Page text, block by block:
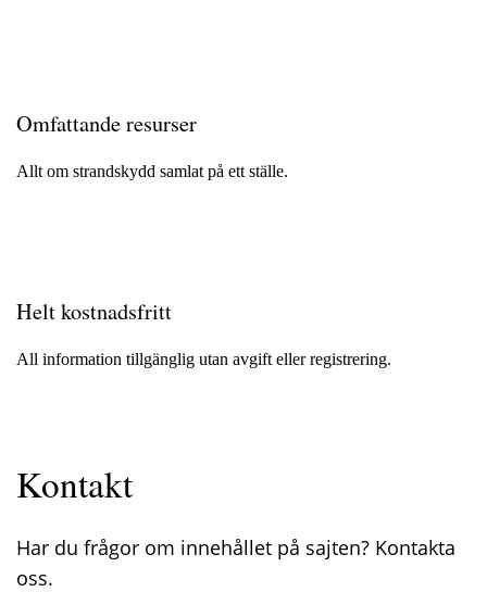
Omfattande resurser
Allt om strandskydd samlat på ett ställe.
Helt kostnadsfritt
All information tillgänglig utan avgift eller registrering.
Kontakt
Har du frågor om innehållet på sajten? Kontakta
oss.